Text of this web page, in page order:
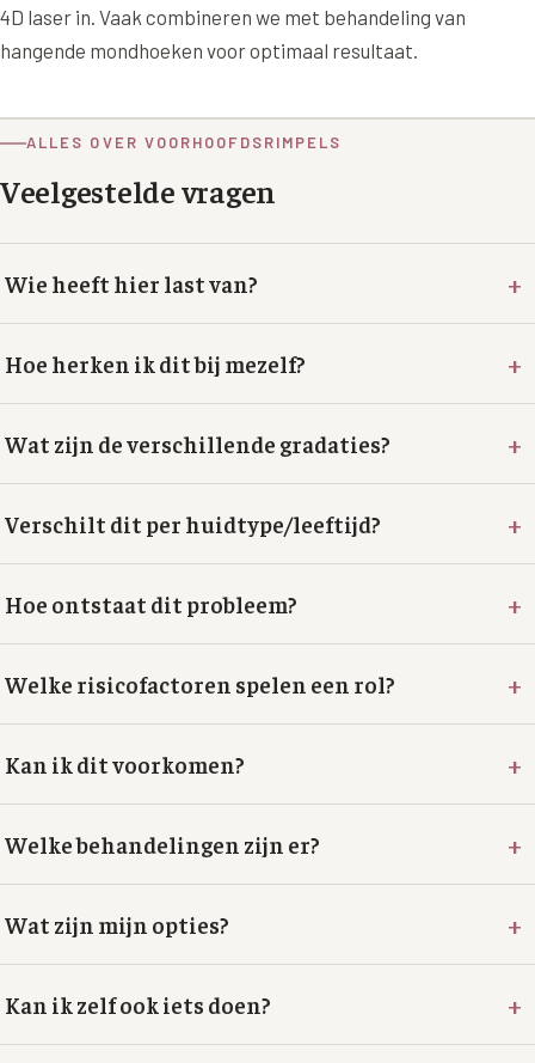
Overmatig zweten
Kaalheid en haarverlies
Bekijk alle zones →
PRP-behandeling
XL Hair
4D laser in. Vaak combineren we met behandeling van
hangende mondhoeken voor optimaal resultaat.
ALLES OVER VOORHOOFDSRIMPELS
Veelgestelde vragen
Wie heeft hier last van? +
Hoe herken ik dit bij mezelf? +
Wat zijn de verschillende gradaties? +
Verschilt dit per huidtype/leeftijd? +
Hoe ontstaat dit probleem? +
Welke risicofactoren spelen een rol? +
Kan ik dit voorkomen? +
Welke behandelingen zijn er? +
Wat zijn mijn opties? +
Kan ik zelf ook iets doen? +